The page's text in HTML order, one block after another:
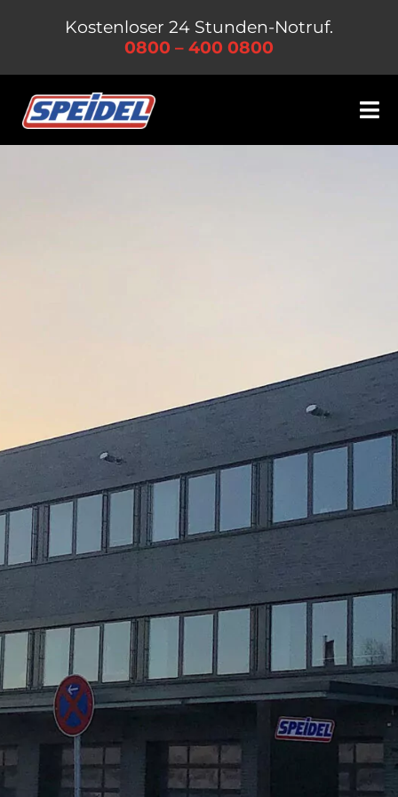
Kostenloser 24 Stunden-Notruf.
0800 – 400 0800